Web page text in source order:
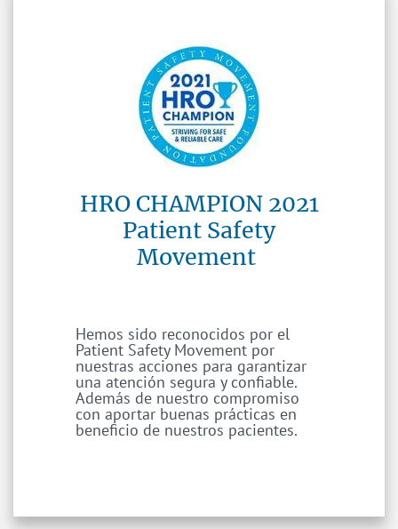
HRO CHAMPION 2021
​Patient Safety
Movement
Hemos sido reconocidos por el
Patient Safety Movement por
nuestras acciones para garantizar
una atención segura y confiable.
Además de nuestro compromiso
con aportar buenas prácticas en
beneficio de nuestros pacientes.